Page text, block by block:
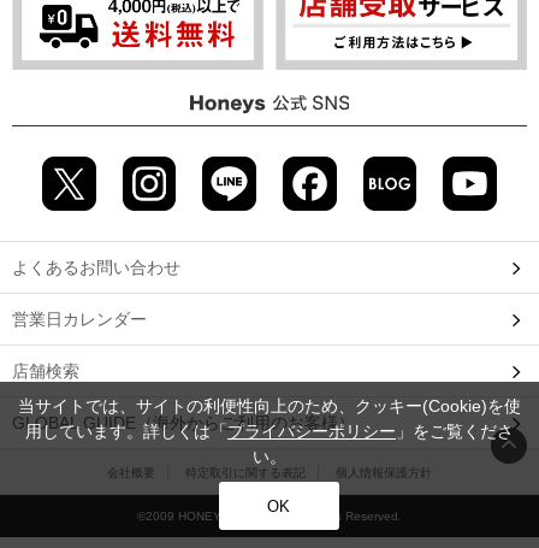
よくあるお問い合わせ
営業日カレンダー
店舗検索
GLOBAL GUIDE（海外からご利用のお客様）
会社概要 特定取引に関する表記 個人情報保護方針
©2009 HONEYS CO., LTD. All Rights Reserved.
当サイトでは、サイトの利便性向上のため、クッキー(Cookie)を使
用しています。詳しくは「プライバシーポリシー 」をご覧くださ
い。
OK